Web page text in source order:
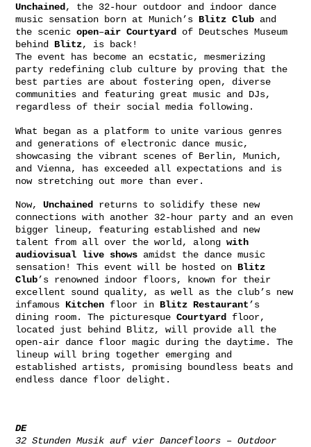
Unchained , the 32-hour outdoor and indoor dance
music sensation born at Munich’s Blitz Club and
the scenic open–air Courtyard
of Deutsches Museum
behind Blitz, is back!
The event has become an ecstatic, mesmerizing
party redefining club culture by proving that the
best parties are about fostering open, diverse
communities and featuring great music and DJs,
regardless of their social media following.
What began as a platform to unite various genres
and generations of electronic dance music,
showcasing the vibrant scenes of Berlin, Munich,
and Vienna, has exceeded all expectations and is
now stretching out more than ever.
Now, Unchained returns to solidify these new
connections with another 32-hour party and an even
bigger lineup, featuring established and new
talent from all over the world, along with
audiovisual live shows amidst the dance music
sensation! This event will be hosted on Blitz
Club’s renowned indoor floors, known for their
excellent sound quality, as well as the club’s new
infamous Kitchen floor in Blitz Restaurant’s
dining room. The picturesque Courtyard floor,
located just behind Blitz, will provide all the
open-air dance floor magic during the daytime. The
lineup will bring together emerging and
established artists, promising boundless beats and
endless dance floor delight.
DE
32 Stunden Musik auf vier Dancefloors – Outdoor